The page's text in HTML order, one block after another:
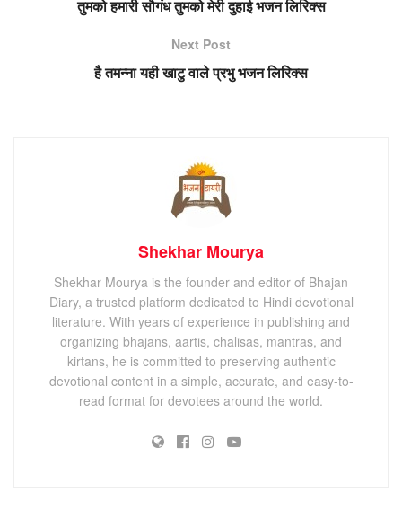
तुमको हमारी सौगंध तुमको मेरी दुहाई भजन लिरिक्स
Next Post
है तमन्ना यही खाटु वाले प्रभु भजन लिरिक्स
Shekhar Mourya
Shekhar Mourya is the founder and editor of Bhajan
Diary, a trusted platform dedicated to Hindi devotional
literature. With years of experience in publishing and
organizing bhajans, aartis, chalisas, mantras, and
kirtans, he is committed to preserving authentic
devotional content in a simple, accurate, and easy-to-
read format for devotees around the world.